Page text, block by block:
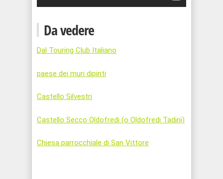
Da vedere
Dal Touring Club Italiano
paese dei muri dipinti
Castello Silvestri
Castello Secco Oldofredi (o Oldofredi Tadini)
Chiesa parrocchiale di San Vittore